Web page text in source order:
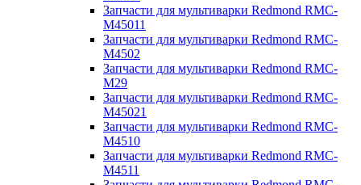
Запчасти для мультиварки Redmond RMC-
M45011
Запчасти для мультиварки Redmond RMC-
M4502
Запчасти для мультиварки Redmond RMC-
M29
Запчасти для мультиварки Redmond RMC-
M45021
Запчасти для мультиварки Redmond RMC-
M4510
Запчасти для мультиварки Redmond RMC-
M4511